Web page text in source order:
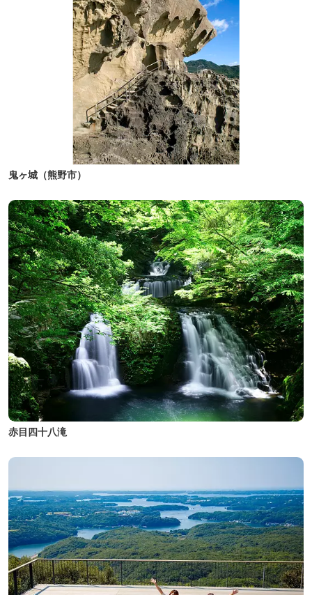
鬼ヶ城（熊野市）
赤目四十八滝